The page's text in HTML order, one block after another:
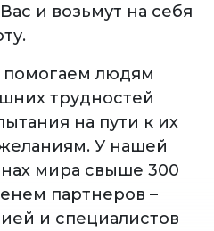
и возьмут на себя
помогаем людям
трудностей
на пути к их
У нашей
мира свыше 300
партнеров –
и специалистов